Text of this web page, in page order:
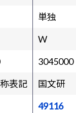
単独
W
3045000
表記
国文研
49116